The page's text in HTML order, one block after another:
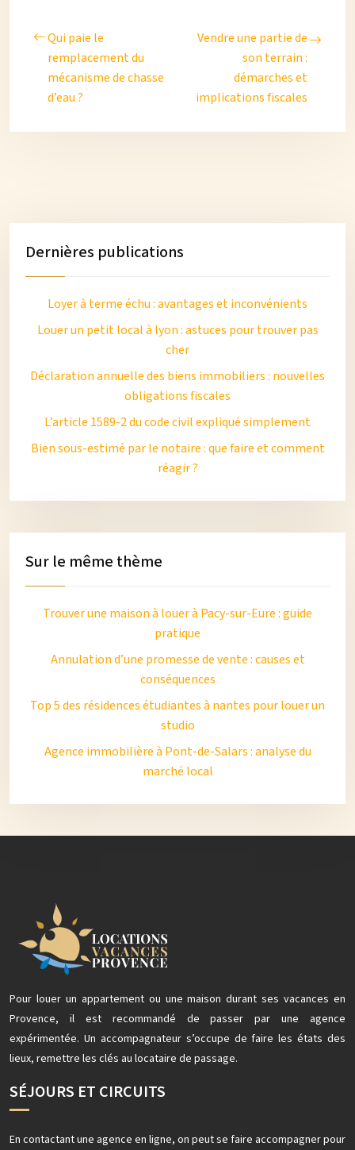
Qui paie le
remplacement du
mécanisme de chasse
d’eau ?
Vendre une partie de
son terrain :
démarches et
implications fiscales
Dernières publications
Loyer à terme échu : avantages et inconvénients
Louer un petit local à lyon : astuces pour trouver pas
cher
Déclaration annuelle des biens immobiliers : nouvelles
obligations fiscales
L’article 1589-2 du code civil expliqué simplement
Bien sous-estimé par le notaire : que faire et comment
réagir ?
Sur le même thème
Trouver une maison à louer à Pacy-sur-Eure : guide
pratique
Annulation d’une promesse de vente : causes et
conséquences
Top 5 des résidences étudiantes à nantes pour louer un
studio
Agence immobilière à Pont-de-Salars : analyse du
marché local
Pour louer un appartement ou une maison durant ses vacances en
Provence, il est recommandé de passer par une agence
expérimentée. Un accompagnateur s’occupe de faire les états des
lieux, remettre les clés au locataire de passage.
SÉJOURS ET CIRCUITS
En contactant une agence en ligne, on peut se faire accompagner pour